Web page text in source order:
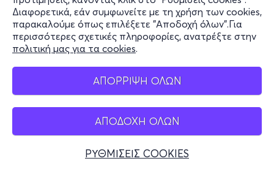
Διαφορετικά, εάν συμφωνείτε με τη χρήση των cookies,
παρακαλούμε όπως επιλέξετε "Αποδοχή όλων".Για
περισσότερες σχετικές πληροφορίες, ανατρέξτε στην
πολιτική μας για τα cookies.
ΑΠΟΡΡΙΨΗ ΟΛΩΝ
ΑΠΟΔΟΧΗ ΟΛΩΝ
ΡΥΘΜΙΣΕΙΣ COOKIES